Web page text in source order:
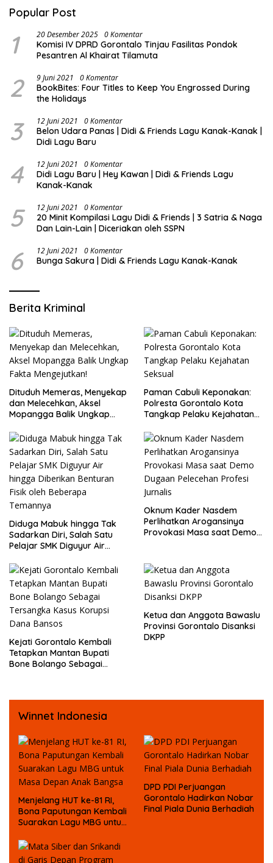
Popular Post
1 20 Desember 2025 0 Komentar
Komisi IV DPRD Gorontalo Tinjau Fasilitas Pondok
Pesantren Al Khairat Tilamuta
2 9 Juni 2021 0 Komentar
BookBites: Four Titles to Keep You Engrossed During
the Holidays
3 12 Juni 2021 0 Komentar
Belon Udara Panas | Didi & Friends Lagu Kanak-Kanak |
Didi Lagu Baru
4 12 Juni 2021 0 Komentar
Didi Lagu Baru | Hey Kawan | Didi & Friends Lagu
Kanak-Kanak
5 12 Juni 2021 0 Komentar
20 Minit Kompilasi Lagu Didi & Friends | 3 Satria & Naga
Dan Lain-Lain | Diceriakan oleh SSPN
6 12 Juni 2021 0 Komentar
Bunga Sakura | Didi & Friends Lagu Kanak-Kanak
Berita Kriminal
Dituduh Memeras, Menyekap
dan Melecehkan, Aksel
Mopangga Balik Ungkap
Paman Cabuli Keponakan:
Polresta Gorontalo Kota
Tangkap Pelaku Kejahatan
Diduga Mabuk hingga Tak
Sadarkan Diri, Salah Satu
Pelajar SMK Diguyur Air
Fisik oleh Beberapa
Temannya
Oknum Kader Nasdem
Perlihatkan Arogansinya
Provokasi Masa saat Demo
Kejati Gorontalo Kembali
Tetapkan Mantan Bupati
Bone Bolango Sebagai
Ketua dan Anggota Bawaslu
Provinsi Gorontalo Disanksi
DKPP
Winnet Indonesia
Menjelang HUT ke-81 RI,
Bona Paputungan Kembali
Suarakan Lagu MBG untuk
DPD PDI Perjuangan
Gorontalo Hadirkan Nobar
Final Piala Dunia Berhadiah